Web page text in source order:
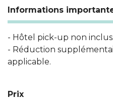
Informations
- Hôtel pick-up non inclus.
- Réduction
applicable.
Prix